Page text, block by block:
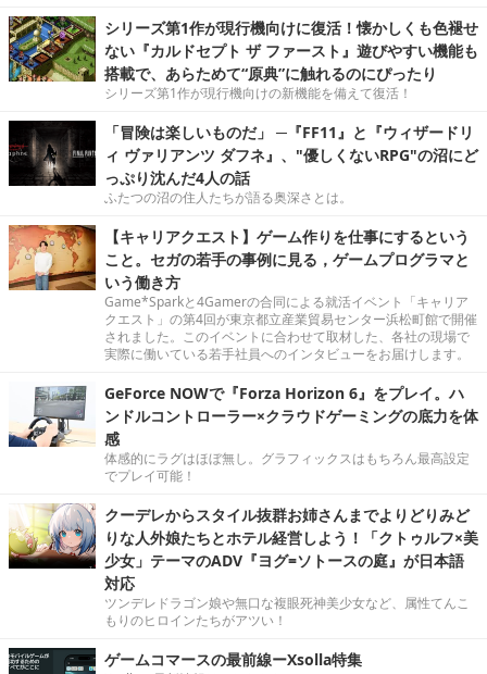
シリーズ第1作が現行機向けに復活！懐かしくも色褪せ
ない『カルドセプト ザ ファースト』遊びやすい機能も
搭載で、あらためて“原典”に触れるのにぴったり
シリーズ第1作が現行機向けの新機能を備えて復活！
「冒険は楽しいものだ」 ─『FF11』と『ウィザードリ
ィ ヴァリアンツ ダフネ』、"優しくないRPG"の沼にど
っぷり沈んだ4人の話
ふたつの沼の住人たちが語る奥深さとは。
【キャリアクエスト】ゲーム作りを仕事にするという
こと。セガの若手の事例に見る，ゲームプログラマと
いう働き方
Game*Sparkと4Gamerの合同による就活イベント「キャリア
クエスト」の第4回が東京都立産業貿易センター浜松町館で開催
されました。このイベントに合わせて取材した、各社の現場で
実際に働いている若手社員へのインタビューをお届けします。
GeForce NOWで『Forza Horizon 6』をプレイ。ハ
ンドルコントローラー×クラウドゲーミングの底力を体
感
体感的にラグはほぼ無し。グラフィックスはもちろん最高設定
でプレイ可能！
クーデレからスタイル抜群お姉さんまでよりどりみど
りな人外娘たちとホテル経営しよう！「クトゥルフ×美
少女」テーマのADV『ヨグ=ソトースの庭』が日本語
対応
ツンデレドラゴン娘や無口な複眼死神美少女など、属性てんこ
もりのヒロインたちがアツい！
ゲームコマースの最前線ーXsolla特集